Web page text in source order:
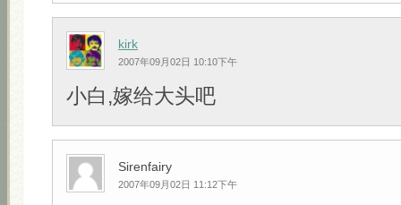
kirk
2007年09月02日 10:10下午
小白,嫁给大头吧
Sirenfairy
2007年09月02日 11:12下午